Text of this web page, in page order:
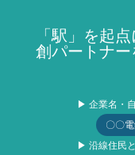
「駅」を起
創パートナー
▶ 企業名・
〇〇
▶ 沿線住民